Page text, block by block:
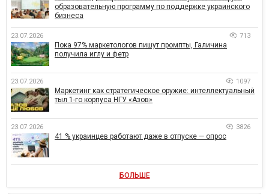
образовательную программу по поддержке украинского
бизнеса
23.07.2026 713
Пока 97% маркетологов пишут промпты, Галичина
получила иглу и фетр
23.07.2026 1097
Маркетинг как стратегическое оружие: интеллектуальный
тыл 1-го корпуса НГУ «Азов»
23.07.2026 3826
41 % украинцев работают даже в отпуске — опрос
БОЛЬШЕ